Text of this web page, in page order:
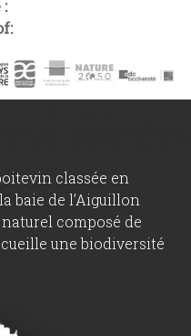
classée en
baie de l’Aiguillon
composé de
une biodiversité